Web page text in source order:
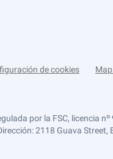
de cookies
por la FSC, licencia
2118 Guava Street,